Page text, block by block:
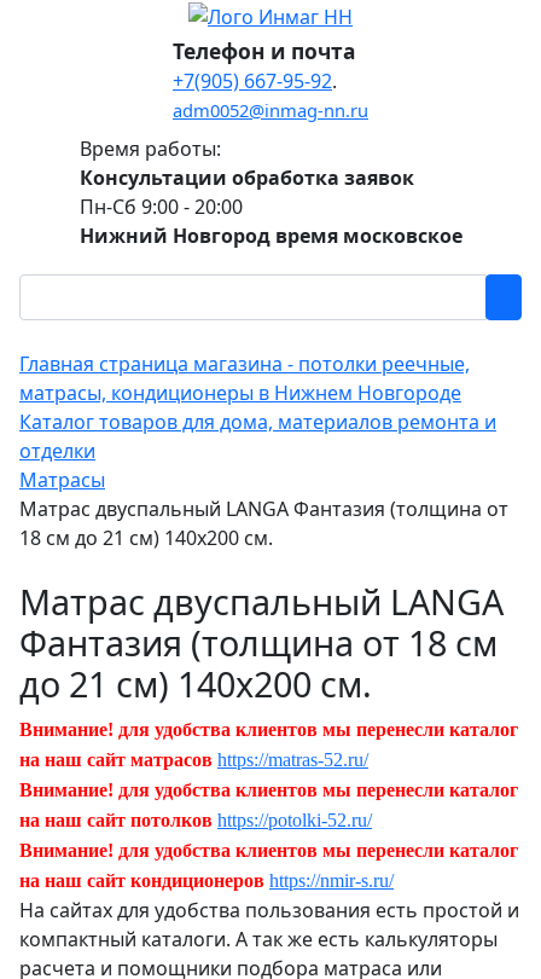
Телефон и почта
+7(905) 667-95-92.
adm0052@inmag-nn.ru
Время работы:
Консультации обработка заявок
Пн-Сб 9:00 - 20:00
Нижний Новгород время московское
Главная страница магазина - потолки реечные,
матрасы, кондиционеры в Нижнем Новгороде
Каталог товаров для дома, материалов ремонта и
отделки
Матрасы
Матрас двуспальный LANGA Фантазия (толщина от
18 см до 21 см) 140х200 см.
Матрас двуспальный LANGA
Фантазия (толщина от 18 см
до 21 см) 140х200 см.
Внимание! для удобства клиентов мы перенесли каталог
на наш сайт матрасов https://matras-52.ru/
Внимание! для удобства клиентов мы перенесли каталог
на наш сайт потолков https://potolki-52.ru/
Внимание! для удобства клиентов мы перенесли каталог
на наш сайт кондиционеров https://nmir-s.ru/
На сайтах для удобства пользования есть простой и
компактный каталоги. А так же есть калькуляторы
расчета и помощники подбора матраса или